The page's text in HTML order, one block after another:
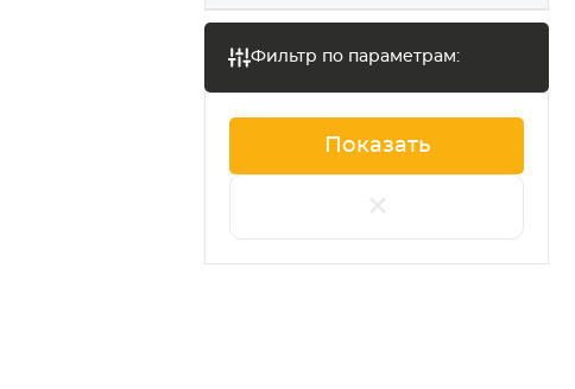
Фильтр по параметрам: